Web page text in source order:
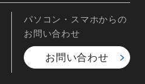
パソコン・スマホからの
お問い合わせ
お問い合わせ